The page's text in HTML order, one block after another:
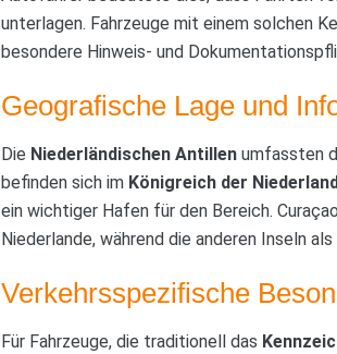
unterlagen. Fahrzeuge mit einem solchen
besondere Hinweis- und
Geografische Lage und
Die Niederländischen Antillen umfassten
befinden sich im Königreich der
ein wichtiger Hafen für den Bereich.
Niederlande, während die anderen Inseln
Verkehrsspezifische
Für Fahrzeuge, die traditionell das